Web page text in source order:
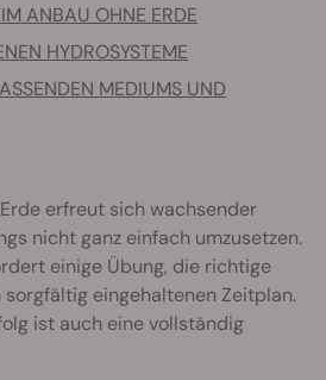
ANBAU OHNE ERDE
HYDROSYSTEME
MEDIUMS UND
erfreut sich wachsender
nicht ganz einfach umzusetzen.
einige Übung, die richtige
eingehaltenen Zeitplan.
ist auch eine vollständig